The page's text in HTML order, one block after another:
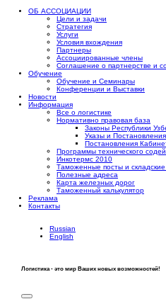
ОБ АССОЦИАЦИИ
Цели и задачи
Стратегия
Услуги
Условия вхождения
Партнеры
Ассоциированные члены
Соглашение о партнерстве и
Обучение
Обучение и Семинары
Конференции и Выставки
Новости
Информация
Все о логистике
Нормативно правовая база
Законы Республики
Указы и
Постановления
Программы технического
Инкотермс 2010
Таможенные посты и
Полезные адреса
Карта железных дорог
Таможенный калькулятор
Реклама
Контакты
Russian
English
Логистика - это мир Ваших новых возможностей!